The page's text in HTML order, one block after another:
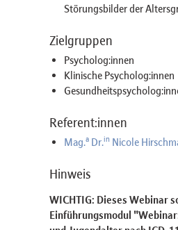
Störungsbilder der
Zielgruppen
Psycholog:innen
Klinische Psycholog:innen
Referent:innen
Mag. aDr. in Nicole
Hinweis
WICHTIG: Dieses Webinar
Einführungsmodul